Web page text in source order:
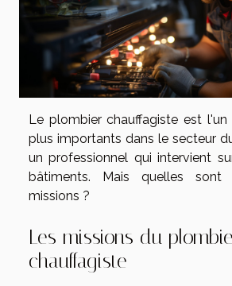
Le plombier chauffagiste est l'un
plus importants dans le secteur
un professionnel qui intervient
bâtiments. Mais quelles
missions ?
Les missions du
chauffagiste